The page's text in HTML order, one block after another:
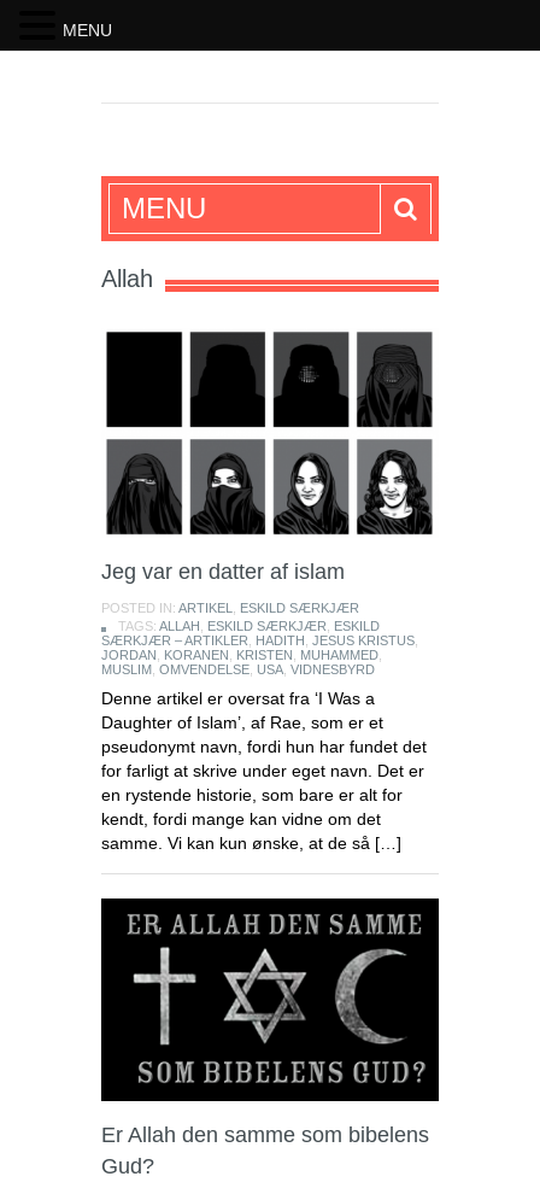
SKRIFTEN
MENU
Allah
Jeg var en datter af islam
POSTED IN: ARTIKEL
ESKILD SÆRKJÆR
TAGS: ALLAH ESKILD SÆRKJÆR
ESKILD
SÆRKJÆR – ARTIKLER
HADITH JESUS KRISTUS
JORDAN
KORANEN KRISTEN MUHAMMED
MUSLIM OMVENDELSE USA VIDNESBYRD
Denne artikel er oversat fra ‘I Was a
Daughter of Islam’, af Rae, som er et
pseudonymt navn, fordi hun har fundet det
for farligt at skrive under eget navn. Det er
en rystende historie, som bare er alt for
kendt, fordi mange kan vidne om det
samme. Vi kan kun ønske, at de så […]
Er Allah den samme som bibelens
Gud?
MENU